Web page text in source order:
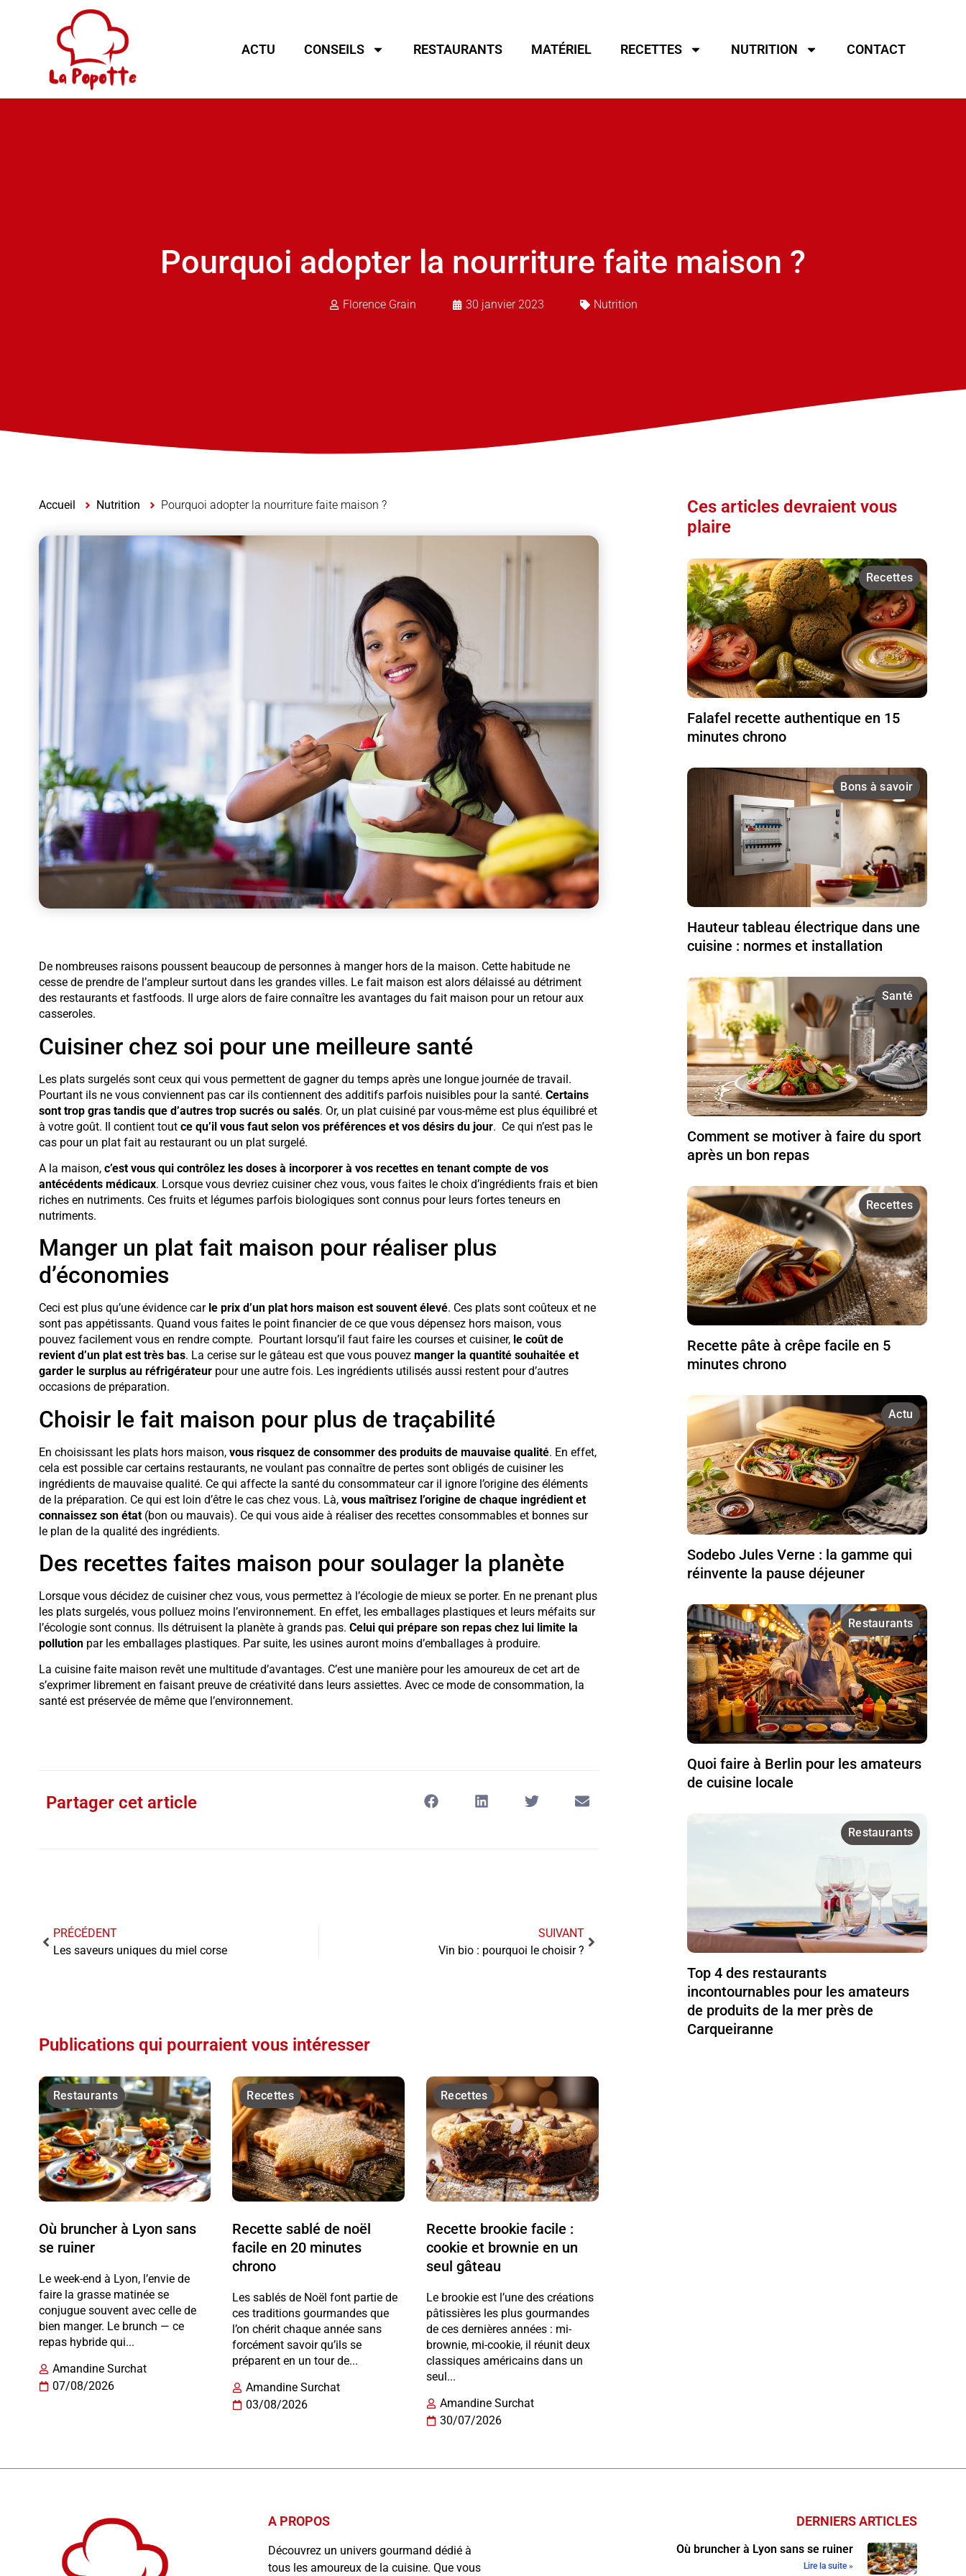
ACTU CONSEILS RESTAURANTS MATÉRIEL RECETTES NUTRITION CONTACT
Pourquoi adopter la nourriture faite maison ?
Florence Grain 30 janvier 2023 Nutrition
Accueil Nutrition Pourquoi adopter la nourriture faite maison ?
De nombreuses raisons poussent beaucoup de personnes à manger hors de la maison. Cette habitude ne
cesse de prendre de l’ampleur surtout dans les grandes villes. Le fait maison est alors délaissé au détriment
des restaurants et fastfoods. Il urge alors de faire connaître les avantages du fait maison pour un retour aux
casseroles.
Cuisiner chez soi pour une meilleure santé
Les plats surgelés sont ceux qui vous permettent de gagner du temps après une longue journée de travail.
Pourtant ils ne vous conviennent pas car ils contiennent des additifs parfois nuisibles pour la santé. Certains
sont trop gras tandis que d’autres trop sucrés ou salés. Or, un plat cuisiné par vous-même est plus équilibré et
à votre goût. Il contient tout ce qu’il vous faut selon vos préférences et vos désirs du jour. Ce qui n’est pas le
cas pour un plat fait au restaurant ou un plat surgelé.
A la maison, c’est vous qui contrôlez les doses à incorporer à vos recettes en tenant compte de vos
antécédents médicaux. Lorsque vous devriez cuisiner chez vous, vous faites le choix d’ingrédients frais et bien
riches en nutriments. Ces fruits et légumes parfois biologiques sont connus pour leurs fortes teneurs en
nutriments.
Manger un plat fait maison pour réaliser plus
d’économies
Ceci est plus qu’une évidence car le prix d’un plat hors maison est souvent élevé. Ces plats sont coûteux et ne
sont pas appétissants. Quand vous faites le point financier de ce que vous dépensez hors maison, vous
pouvez facilement vous en rendre compte. Pourtant lorsqu’il faut faire les courses et cuisiner, le coût de
revient d’un plat est très bas. La cerise sur le gâteau est que vous pouvez manger la quantité souhaitée et
garder le surplus au réfrigérateurpour une autre fois. Les ingrédients utilisés aussi restent pour d’autres
occasions de préparation.
Choisir le fait maison pour plus de traçabilité
En choisissant les plats hors maison, vous risquez de consommer des produits de mauvaise qualité. En effet,
cela est possible car certains restaurants, ne voulant pas connaître de pertes sont obligés de cuisiner les
ingrédients de mauvaise qualité. Ce qui affecte la santé du consommateur car il ignore l’origine des éléments
de la préparation. Ce qui est loin d’être le cas chez vous. Là, vous maîtrisez l’origine de chaque ingrédient et
connaissez son état(bon ou mauvais). Ce qui vous aide à réaliser des recettes consommables et bonnes sur
le plan de la qualité des ingrédients.
Des recettes faites maison pour soulager la planète
Lorsque vous décidez de cuisiner chez vous, vous permettez à l’écologie de mieux se porter. En ne prenant plus
les plats surgelés, vous polluez moins l’environnement. En effet, les emballages plastiques et leurs méfaits sur
l’écologie sont connus. Ils détruisent la planète à grands pas. Celui qui prépare son repas chez lui limite la
pollutionpar les emballages plastiques. Par suite, les usines auront moins d’emballages à produire.
La cuisine faite maison revêt une multitude d’avantages. C’est une manière pour les amoureux de cet art de
s’exprimer librement en faisant preuve de créativité dans leurs assiettes. Avec ce mode de consommation, la
santé est préservée de même que l’environnement.
Partager cet article
PRÉCÉDENT
Les saveurs uniques du miel corse
SUIVANT
Vin bio : pourquoi le choisir ?
Publications qui pourraient vous intéresser
Restaurants
Où bruncher à Lyon sans
se ruiner
Le week-end à Lyon, l’envie de
faire la grasse matinée se
conjugue souvent avec celle de
bien manger. Le brunch — ce
repas hybride qui...
Amandine Surchat
07/08/2026
Recettes
Recette sablé de noël
facile en 20 minutes
chrono
Les sablés de Noël font partie de
ces traditions gourmandes que
l’on chérit chaque année sans
forcément savoir qu’ils se
préparent en un tour de...
Amandine Surchat
03/08/2026
Recettes
Recette brookie facile :
cookie et brownie en un
seul gâteau
Le brookie est l’une des créations
pâtissières les plus gourmandes
de ces dernières années : mi-
brownie, mi-cookie, il réunit deux
classiques américains dans un
seul...
Amandine Surchat
30/07/2026
Ces articles devraient vous
plaire
Recettes
Falafel recette authentique en 15
minutes chrono
Bons à savoir
Hauteur tableau électrique dans une
cuisine : normes et installation
Santé
Comment se motiver à faire du sport
après un bon repas
Recettes
Recette pâte à crêpe facile en 5
minutes chrono
Actu
Sodebo Jules Verne : la gamme qui
réinvente la pause déjeuner
Restaurants
Quoi faire à Berlin pour les amateurs
de cuisine locale
Restaurants
Top 4 des restaurants
incontournables pour les amateurs
de produits de la mer près de
Carqueiranne
A PROPOS
Découvrez un univers gourmand dédié à
tous les amoureux de la cuisine. Que vous
DERNIERS ARTICLES
Où bruncher à Lyon sans se ruiner
Lire la suite »